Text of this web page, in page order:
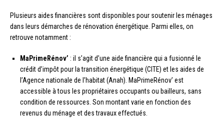
Plusieurs aides financières sont disponibles pour soutenir les ménages
dans leurs démarches de rénovation énergétique. Parmi elles, on
retrouve notamment :
MaPrimeRénov’ : il s’agit d’une aide financière qui a fusionné le
crédit d’impôt pour la transition énergétique (CITE) et les aides de
l’Agence nationale de l’habitat (Anah). MaPrimeRénov’ est
accessible à tous les propriétaires occupants ou bailleurs, sans
condition de ressources. Son montant varie en fonction des
revenus du ménage et des travaux effectués.